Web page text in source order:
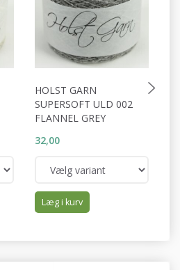
HOLST GARN
SUPERSOFT ULD 002
FLANNEL GREY
32,00
Læg i kurv